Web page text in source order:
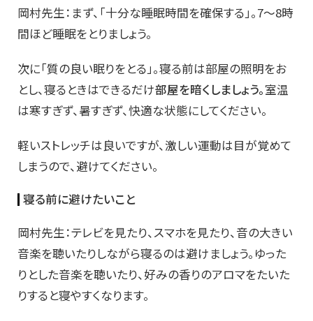
岡村先生：まず、「十分な睡眠時間を確保する」。7〜8時
間ほど睡眠をとりましょう。
次に「質の良い眠りをとる」。寝る前は部屋の照明をお
とし、寝るときはできるだけ部屋を暗くしましょう。室温
は寒すぎず、暑すぎず、快適な状態にしてください。
軽いストレッチは良いですが、激しい運動は目が覚めて
しまうので、避けてください。
寝る前に避けたいこと
岡村先生：テレビを見たり、スマホを見たり、音の大きい
音楽を聴いたりしながら寝るのは避けましょう。ゆった
りとした音楽を聴いたり、好みの香りのアロマをたいた
りすると寝やすくなります。